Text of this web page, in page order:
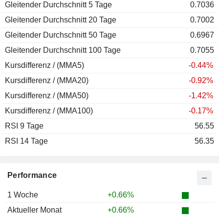
Performance
1 Woche
+0.66%
Aktueller Monat
+0.66%
Gleitender Durchschnitt 5 Tage
0.7036
Gleitender Durchschnitt 20 Tage
0.7002
Gleitender Durchschnitt 50 Tage
0.6967
Gleitender Durchschnitt 100 Tage
0.7055
Kursdifferenz / (MMA5)
-0.44%
Kursdifferenz / (MMA20)
-0.92%
Kursdifferenz / (MMA50)
-1.42%
Kursdifferenz / (MMA100)
-0.17%
RSI 9 Tage
56.55
RSI 14 Tage
56.35
2011
-0.06%
2010
+13.98%
2009
+27.51%
2008
-19.59%
2007
2006
2005
2004
+4.03%
2003
2002
2000